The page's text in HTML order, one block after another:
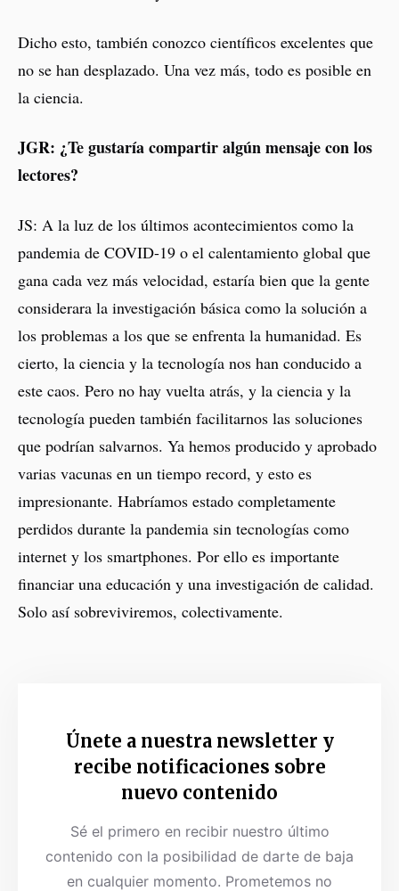
Dicho esto, también conozco científicos excelentes que
no se han desplazado. Una vez más, todo es posible en
la ciencia.
JGR: ¿Te gustaría compartir algún mensaje con los
lectores?
JS: A la luz de los últimos acontecimientos como la
pandemia de COVID-19 o el calentamiento global que
gana cada vez más velocidad, estaría bien que la gente
considerara la investigación básica como la solución a
los problemas a los que se enfrenta la humanidad. Es
cierto, la ciencia y la tecnología nos han conducido a
este caos. Pero no hay vuelta atrás, y la ciencia y la
tecnología pueden también facilitarnos las soluciones
que podrían salvarnos. Ya hemos producido y aprobado
varias vacunas en un tiempo record, y esto es
impresionante. Habríamos estado completamente
perdidos durante la pandemia sin tecnologías como
internet y los smartphones. Por ello es importante
financiar una educación y una investigación de calidad.
Solo así sobreviviremos, colectivamente.
Únete a nuestra newsletter y
recibe notificaciones sobre
nuevo contenido
Sé el primero en recibir nuestro último
contenido con la posibilidad de darte de baja
en cualquier momento. Prometemos no